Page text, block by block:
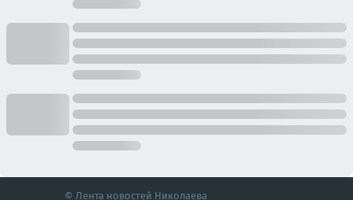
© Лента новостей Николаева